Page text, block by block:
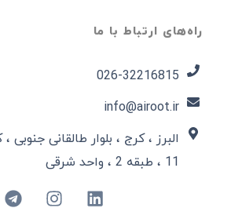
راه‌های ارتباط با ما
026-32216815​
info@airoot.ir
البرز ، کرج ، بلوار طالقانی جنوبی
11 ، طبقه 2 ، واحد شرقی